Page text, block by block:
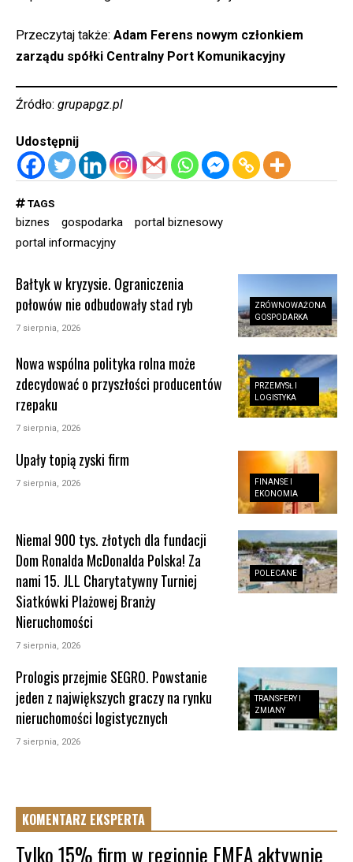
Przeczytaj także: Adam Ferens nowym członkiem
zarządu spółki Centralny Port Komunikacyjny
Źródło: grupapgz.pl
Udostępnij
TAGS
biznes gospodarka
portal biznesowy
portal informacyjny
ZRÓWNOWAŻONA
GOSPODARKA
Bałtyk w kryzysie. Ograniczenia
połowów nie odbudowały stad ryb
7 sierpnia, 2026
PRZEMYSŁ I
LOGISTYKA
Nowa wspólna polityka rolna może
zdecydować o przyszłości producentów
rzepaku
7 sierpnia, 2026
FINANSE I
EKONOMIA
Upały topią zyski firm
7 sierpnia, 2026
POLECANE
Niemal 900 tys. złotych dla fundacji
Dom Ronalda McDonalda Polska! Za
nami 15. JLL Charytatywny Turniej
Siatkówki Plażowej Branży
Nieruchomości
7 sierpnia, 2026
TRANSFERY I
ZMIANY
Prologis przejmie SEGRO. Powstanie
jeden z największych graczy na rynku
nieruchomości logistycznych
7 sierpnia, 2026
KOMENTARZ EKSPERTA
Tylko 15% firm w regionie EMEA aktywnie